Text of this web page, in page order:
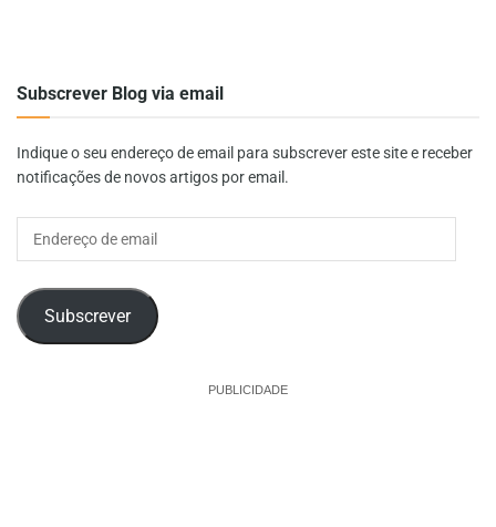
Subscrever Blog via email
Indique o seu endereço de email para subscrever este site e receber
notificações de novos artigos por email.
Subscrever
PUBLICIDADE